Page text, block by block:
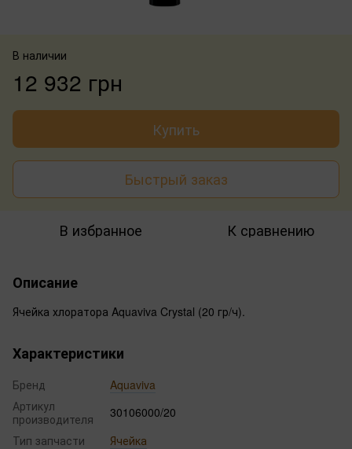
В наличии
12 932 грн
Купить
Быстрый заказ
В избранное К сравнению
Описание
Ячейка хлоратора Aquaviva Crystal (20 гр/ч).
Характеристики
Бренд
Aquaviva
Артикул
производителя
30106000/20
Тип запчасти
Ячейка